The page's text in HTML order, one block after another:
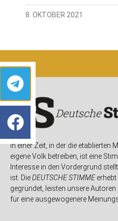
8. OKTOBER 2021
In einer Zeit, in der die etablierten
eigene Volk betreiben, ist eine
Interesse in den Vordergrund
ist. DieDEUTSCHE STIMMEerhebt
gegründet, leisten unsere
für eine ausgewogenere